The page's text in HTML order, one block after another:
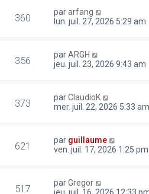
360 pararfang
lun. juil. 27, 2026 5:29 am
356 parARGH
jeu. juil. 23, 2026 9:43 am
373 parClaudioK
mer. juil. 22, 2026 5:33 am
621 par guillaume
ven. juil. 17, 2026 1:25 pm
517 parGregor